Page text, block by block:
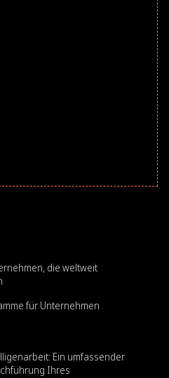
die weltweit
für Unternehmen
Ein umfassender
Ihres